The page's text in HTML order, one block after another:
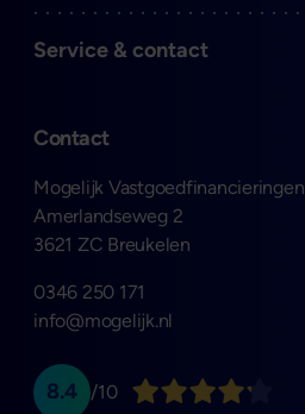
Contact
Mogelijk Vastgoedfinancieringen
Amerlandseweg 2
3621 ZC Breukelen
0346 250 171
info@mogelijk.nl
Open
Service & contact
8.4 /10